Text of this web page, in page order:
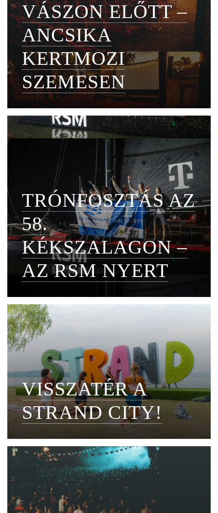
VÁSZON ELŐTT –
ANCSIKA
KERTMOZI
SZEMESEN
TRÓNFOSZTÁS AZ
58.
KÉKSZALAGON –
AZ RSM NYERT
VISSZATÉR A
STRAND CITY!